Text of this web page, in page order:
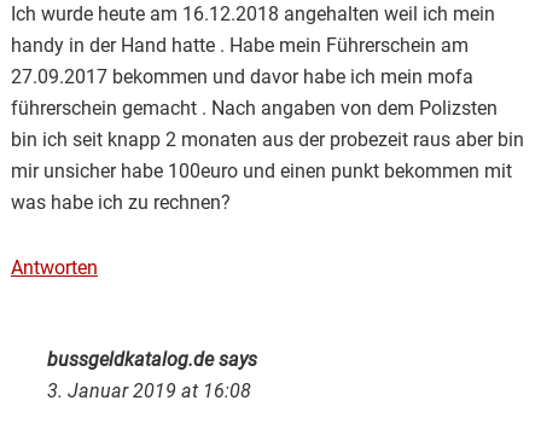
Ich wurde heute am 16.12.2018 angehalten weil ich mein
handy in der Hand hatte . Habe mein Führerschein am
27.09.2017 bekommen und davor habe ich mein mofa
führerschein gemacht . Nach angaben von dem Polizsten
bin ich seit knapp 2 monaten aus der probezeit raus aber bin
mir unsicher habe 100euro und einen punkt bekommen mit
was habe ich zu rechnen?
Antworten
bussgeldkatalog.desays
3. Januar 2019 at 16:08